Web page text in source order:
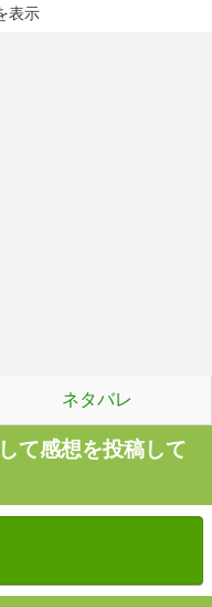
表示
ネタバレ
て感想を投稿して